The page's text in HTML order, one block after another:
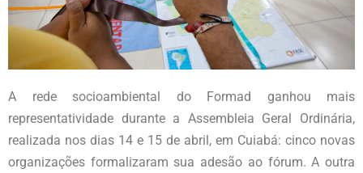
A rede socioambiental do Formad ganhou mais
representatividade durante a Assembleia Geral Ordinária,
realizada nos dias 14 e 15 de abril, em Cuiabá: cinco novas
organizações formalizaram sua adesão ao fórum. A outra